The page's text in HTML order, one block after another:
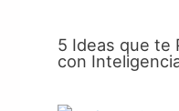
5 Ideas que te
con